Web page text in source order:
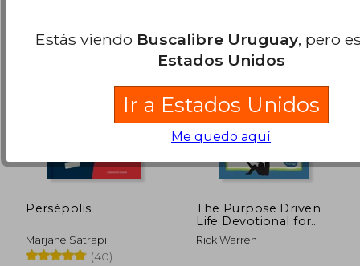
Persépolis
Marjane Satrapi
(40)
The Purpose Driven
Life Devotional for
Kids (en Inglés)
Rick Warren
Estás viendo Buscalibre Uruguay, pero
Estados Unidos
Ir a Estados Unidos
Me quedo aquí